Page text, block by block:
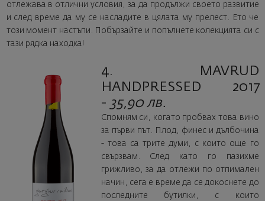
отлежава в отлични условия, за да продължи своето развитие
и след време да му се насладите в цялата му прелест. Ето че
този момент настъпи. Побързайте и попълнете колекцията си с
тази рядка находка!
4. MAVRUD
HANDPRESSED 2017
- 35,90 лв.
Спомням си, когато пробвах това вино
за първи път. Плод, финес и дълбочина
- това са трите думи, с които още го
свързвам. След като го пазихме
грижливо, за да отлежи по отпимален
начин, сега е време да се докоснете до
последните бутилки, с които